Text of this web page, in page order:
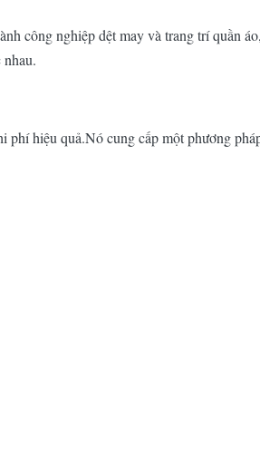
công nghiệp dệt may và trang trí quần
hiệu quả.Nó cung cấp một phương